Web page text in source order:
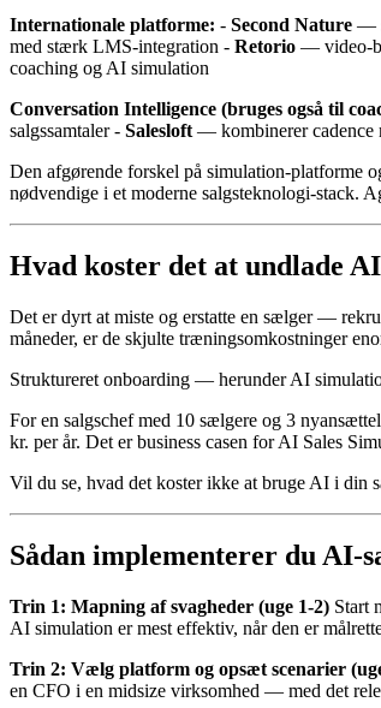
Internationale platforme: - Second Nature —
med stærk LMS-integration - Retorio — video-
coaching og AI simulation
Conversation Intelligence (bruges også til
salgssamtaler - Salesloft — kombinerer cadence
Den afgørende forskel på simulation-platforme
nødvendige i et moderne salgsteknologi-stack.
Hvad koster det at undlade
Det er dyrt at miste og erstatte en sælger —
måneder, er de skjulte træningsomkostninger
Struktureret onboarding — herunder AI
For en salgschef med 10 sælgere og 3
kr. per år. Det er business casen for AI Sales
Vil du se, hvad det koster ikke at bruge AI i din
Sådan implementerer du AI-
Trin 1: Mapning af svagheder (uge 1-2) Start
AI simulation er mest effektiv, når den er
Trin 2: Vælg platform og opsæt scenarier
en CFO i en midsize virksomhed — med det